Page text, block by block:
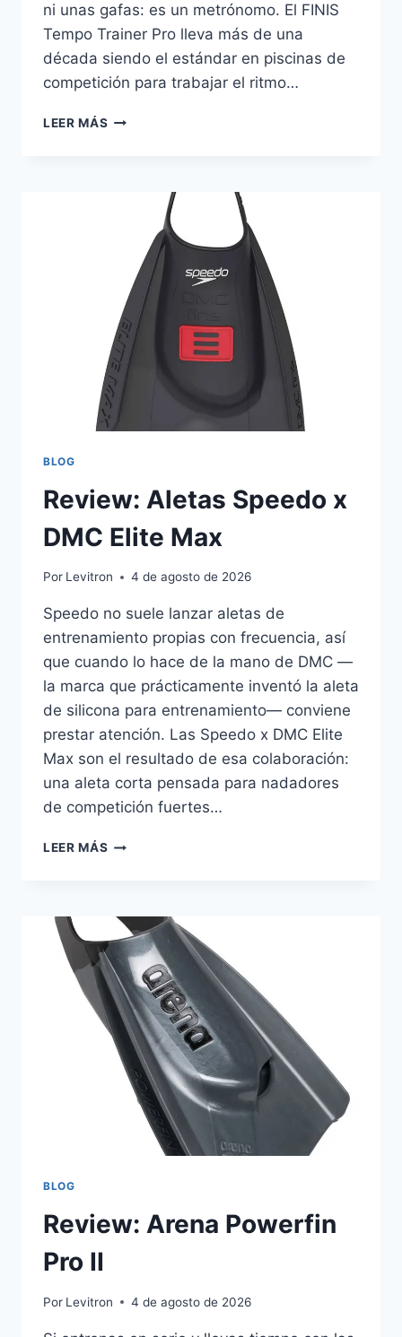
ni unas gafas: es un metrónomo. El FINIS
Tempo Trainer Pro lleva más de una
década siendo el estándar en piscinas de
competición para trabajar el ritmo…
LEER MÁS FINIS
BLOG
Review: Aletas Speedo x
DMC Elite Max
Por Levitron 4 de agosto de 2026
Speedo no suele lanzar aletas de
entrenamiento propias con frecuencia, así
que cuando lo hace de la mano de DMC —
la marca que prácticamente inventó la aleta
de silicona para entrenamiento— conviene
prestar atención. Las Speedo x DMC Elite
Max son el resultado de esa colaboración:
una aleta corta pensada para nadadores
de competición fuertes…
LEER MÁS REVIEW:
DMC
ELITE
MAX
BLOG
Review: Arena Powerfin
Pro II
Por Levitron 4 de agosto de 2026